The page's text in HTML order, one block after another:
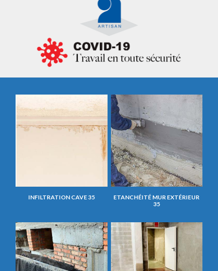
INFILTRATION CAVE 35
ETANCHÉITÉ MUR EXTÉRIEUR
35